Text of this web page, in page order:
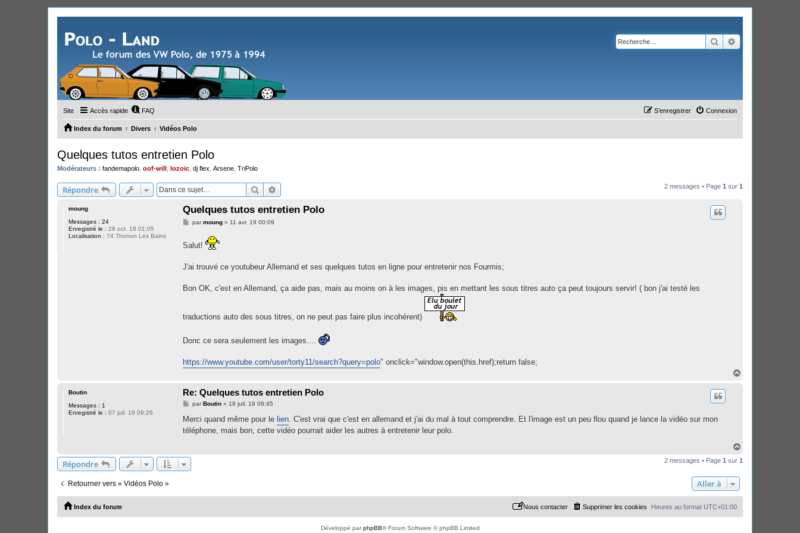
Rechercher
Site Accès rapide FAQ Connexion
S’enregistrer
Index du forum Divers Vidéos Polo
Quelques tutos entretien Polo
Modérateurs : fandemapolo oof-will lozoic dj flex Arsene TriPolo
Répondre Rechercher 2 messages • Page 1 sur 1
moung
Messages : 24
Enregistré le : 28 oct. 18 01:05
Localisation : 74 Thonon Les Bains
Quelques tutos entretien Polo
M
s
a
e
parmoung» 11 avr. 19 00:09
Salut!
J'ai trouvé ce youtubeur Allemand et ses quelques tutos en ligne pour entretenir nos Fourmis;
Bon OK, c'est en Allemand, ça aide pas, mais au moins on à les images, pis en mettant les sous titres auto ça peut toujours servir! ( bon j'ai testé les
traductions auto des sous titres, on ne peut pas faire plus incohérent)
Donc ce sera seulement les images....
https://www.youtube.com/user/torty11/search?query=polo" onclick="window.open(this.href);return false;
Boutin
Messages : 1
Enregistré le : 07 juil. 19 09:26
Re: Quelques tutos entretien Polo
M
s
a
parBoutin» 18 juil. 19 06:45
Merci quand même pour le lien. C'est vrai que c'est en allemand et j'ai du mal à tout comprendre. Et l'image est un peu flou quand je lance la vidéo sur mon
téléphone, mais bon, cette vidéo pourrait aider les autres à entretenir leur polo.
u
Répondre 2 messages • Page 1 sur 1
Retourner vers « Vidéos Polo » Aller à
Index du forum Heures au format UTC+01:00
Supprimer les cookies
Nous contacter
Développé parphpBB® Forum Software © phpBB Limited